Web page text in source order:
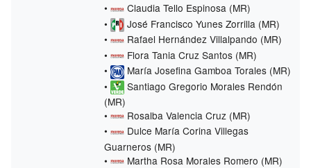
•
Claudia Tello Espinosa (MR)
•
José Francisco Yunes Zorrilla (MR)
•
Rafael Hernández Villalpando (MR)
•
Flora Tania Cruz Santos (MR)
•
María Josefina Gamboa Torales (MR)
•
Santiago Gregorio Morales Rendón
(MR)
•
Rosalba Valencia Cruz (MR)
•
Dulce María Corina Villegas
Guarneros (MR)
•
Martha Rosa Morales Romero (MR)